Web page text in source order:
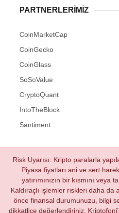
PARTNERLERIMIZ
CoinMarketCap
CoinGecko
CoinGlass
SoSoValue
CryptoQuant
IntoTheBlock
Santiment
Risk Uyarısı: Kripto paralarla
Piyasa fiyatları ani ve sert
yatırımınızın bir kısmını veya
Kaldıraçlı işlemler riskleri daha da
önce finansal durumunuzu, bilgi
dikkatlice değerlendiriniz.